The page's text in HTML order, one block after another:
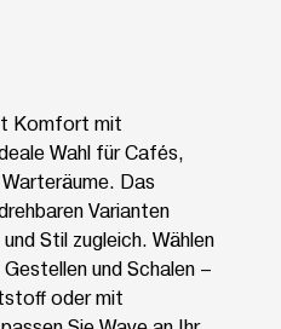
Komfort mit
Wahl für Cafés,
Das
Varianten
Stil zugleich. Wählen
und Schalen –
oder mit